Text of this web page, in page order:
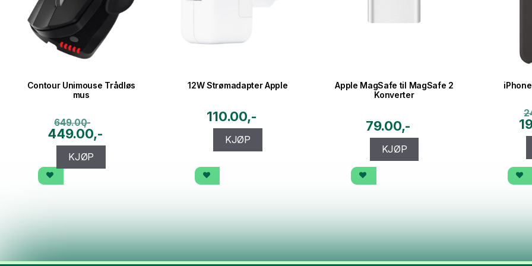
Contour Unimouse Trådløs
mus
649.00Opprinnelig
pris
var:
449.00
Nåværende
pris
er:
KJØP
12W Strømadapter Apple
110.00
KJØP
Apple MagSafe til MagSafe 2
Konverter
79.00
KJØP